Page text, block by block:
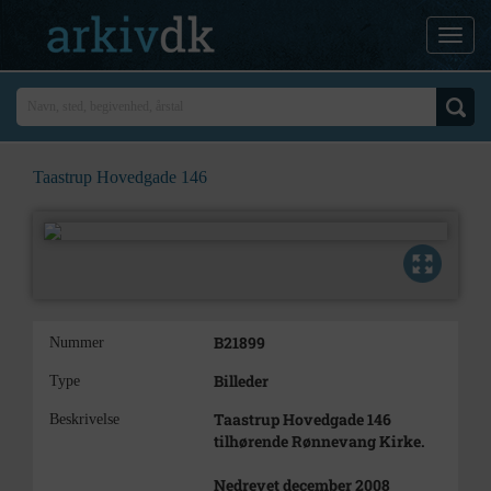
Taastrup Hovedgade 146
Nummer B21899
Type Billeder
Beskrivelse
Taastrup Hovedgade 146
tilhørende Rønnevang Kirke.
Nedrevet december 2008